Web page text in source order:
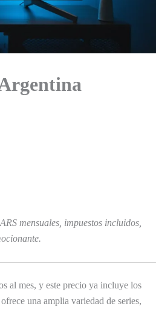
mensuales, impuestos incluidos,
al mes, y este precio ya incluye los
una amplia variedad de series,